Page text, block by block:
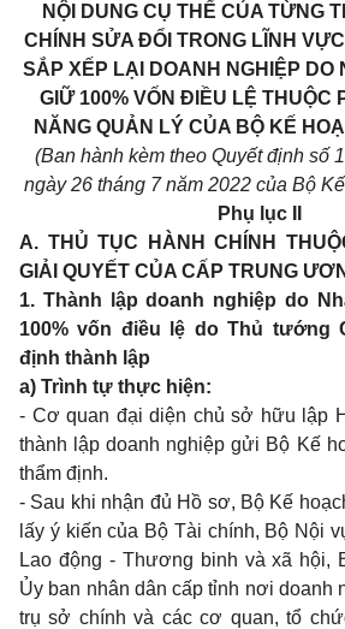
NỘI DUNG CỤ THỂ CỦA TỪNG
CHÍNH SỬA ĐỔI TRONG LĨNH
SẮP XẾP LẠI DOANH NGHIỆP DO
GIỮ 100% VỐN ĐIỀU LỆ THUỘC
NĂNG QUẢN LÝ CỦA BỘ KẾ
(Ban hành kèm theo Quyết định số
ngày 26 tháng 7 năm 2022 của Bộ
Phụ lục II
A. THỦ TỤC HÀNH CHÍNH
GIẢI QUYẾT CỦA CẤP TRUNG
1. Thành lập doanh nghiệp do
100% vốn điều lệ do Thủ tướng
định thành lập
a) Trình tự thực hiện:
- Cơ quan đại diện chủ sở hữu lập
thành lập doanh nghiệp gửi Bộ Kế
thẩm định.
- Sau khi nhận đủ Hồ sơ, Bộ Kế
lấy ý kiến của Bộ Tài chính, Bộ Nội
Lao động - Thương binh và xã hội,
Ủy ban nhân dân cấp tỉnh nơi doanh
trụ sở chính và các cơ quan, tổ